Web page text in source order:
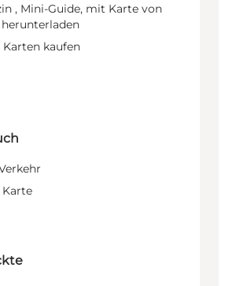
, Mini-Guide, mit Karte von
kaufen
Karte